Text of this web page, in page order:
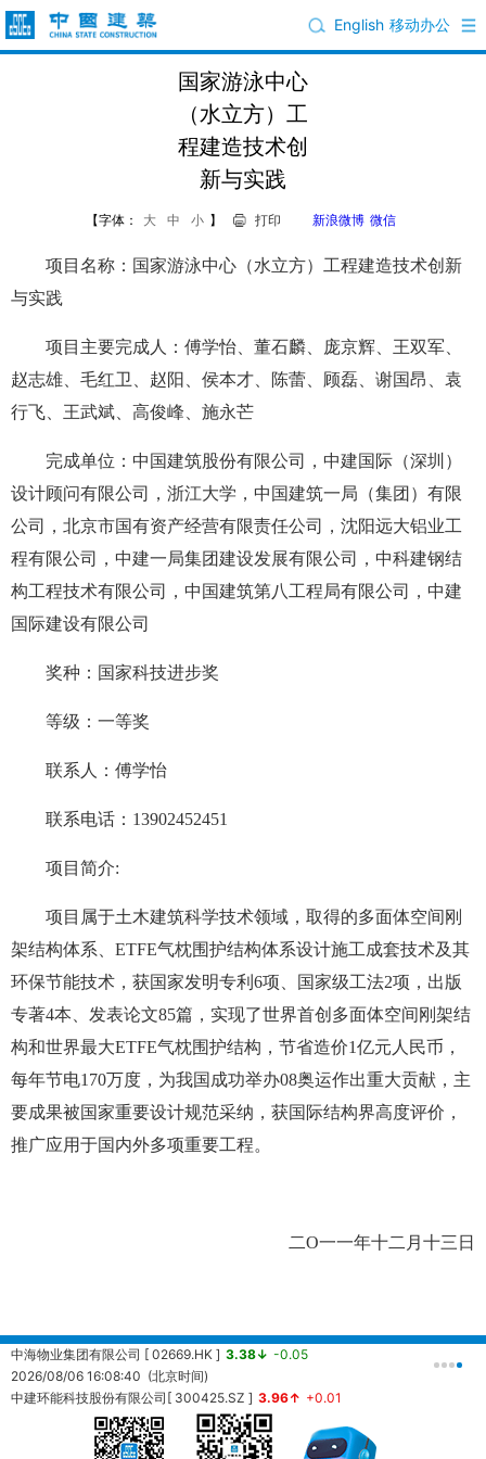
移动办公
English
国家游泳中心
（水立方）工
程建造技术创
新与实践
【字体： 大 中 小 】 打印 新浪微博 微信
项目名称：国家游泳中心（水立方）工程建造技术创新
与实践
项目主要完成人：傅学怡、董石麟、庞京辉、王双军、
赵志雄、毛红卫、赵阳、侯本才、陈蕾、顾磊、谢国昂、袁
行飞、王武斌、高俊峰、施永芒
完成单位：中国建筑股份有限公司，中建国际（深圳）
设计顾问有限公司，浙江大学，中国建筑一局（集团）有限
公司，北京市国有资产经营有限责任公司，沈阳远大铝业工
程有限公司，中建一局集团建设发展有限公司，中科建钢结
构工程技术有限公司，中国建筑第八工程局有限公司，中建
国际建设有限公司
奖种：国家科技进步奖
等级：一等奖
联系人：傅学怡
联系电话：13902452451
项目简介:
项目属于土木建筑科学技术领域，取得的多面体空间刚
架结构体系、ETFE气枕围护结构体系设计施工成套技术及其
环保节能技术，获国家发明专利6项、国家级工法2项，出版
专著4本、发表论文85篇，实现了世界首创多面体空间刚架结
构和世界最大ETFE气枕围护结构，节省造价1亿元人民币，
每年节电170万度，为我国成功举办08奥运作出重大贡献，主
要成果被国家重要设计规范采纳，获国际结构界高度评价，
推广应用于国内外多项重要工程。
二O一一年十二月十三日
中海物业集团有限公司 [ 02669.HK ] 3.38↓ -0.05
2026/08/06 16:08:40 (北京时间)
中建环能科技股份有限公司[ 300425.SZ ] 3.96↑ +0.01
20260806161430 (北京时间)